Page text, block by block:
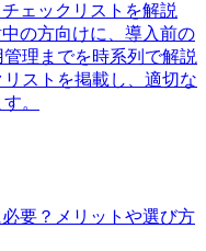
ェックリストを解説
の方向けに、導入前の
理までを時系列で解説
ストを掲載し、適切な
。
要？メリットや選び方